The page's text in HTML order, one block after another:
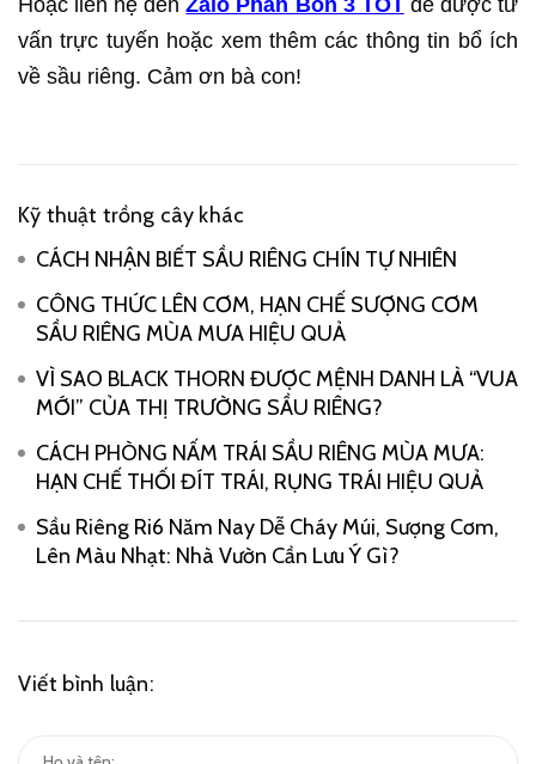
vấn trực tuyến hoặc xem thêm các thông tin bổ ích
về sầu riêng. Cảm ơn bà con!
Kỹ thuật trồng cây khác
CÁCH NHẬN BIẾT SẦU RIÊNG CHÍN TỰ NHIÊN
CÔNG THỨC LÊN CƠM, HẠN CHẾ SƯỢNG CƠM
SẦU RIÊNG MÙA MƯA HIỆU QUẢ
VÌ SAO BLACK THORN ĐƯỢC MỆNH DANH LÀ “VUA
MỚI” CỦA THỊ TRƯỜNG SẦU RIÊNG?
CÁCH PHÒNG NẤM TRÁI SẦU RIÊNG MÙA MƯA:
HẠN CHẾ THỐI ĐÍT TRÁI, RỤNG TRÁI HIỆU QUẢ
Sầu Riêng Ri6 Năm Nay Dễ Cháy Múi, Sượng Cơm,
Lên Màu Nhạt: Nhà Vườn Cần Lưu Ý Gì?
Viết bình luận: